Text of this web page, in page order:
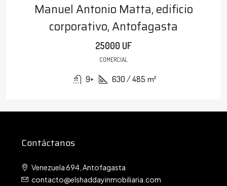
Manuel Antonio Matta, edificio
corporativo, Antofagasta
25000 UF
COMERCIAL
9+ 630 / 485 m²
Contáctanos
Venezuela 694, Antofagasta
contacto@elshaddayinmobiliaria.com